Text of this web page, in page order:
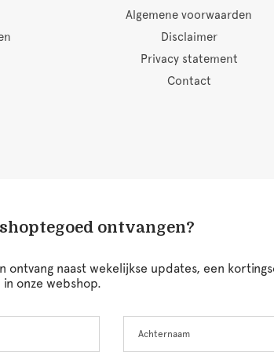
Algemene voorwaarden
Disclaimer
Privacy statement
Contact
ontvangen?
naast wekelijkse updates, een
onze webshop.